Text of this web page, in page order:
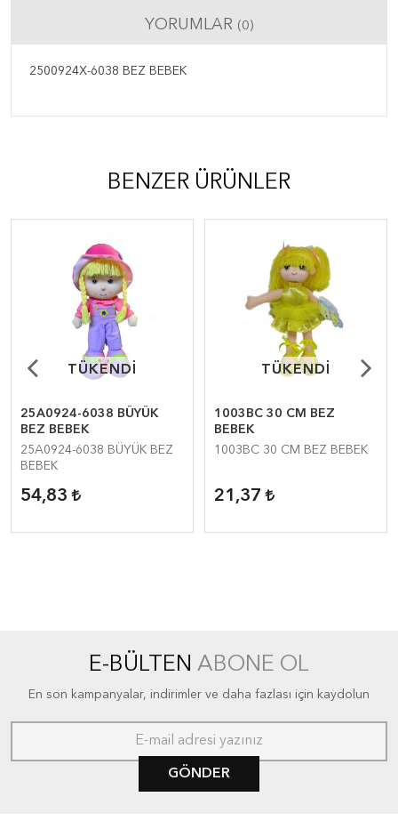
YORUMLAR (0)
2500924X-6038 BEZ BEBEK
BENZER ÜRÜNLER
TÜKENDİ
TÜKENDİ
25A0924-6038 BÜYÜK
BEZ BEBEK
25A0924-6038 BÜYÜK BEZ
BEBEK
54,83
TÜKENDİ
TÜKENDİ
1003BC 30 CM BEZ
BEBEK
1003BC 30 CM BEZ BEBEK
21,37
E-BÜLTEN ABONE OL
En son kampanyalar, indirimler ve daha fazlası için kaydolun
GÖNDER